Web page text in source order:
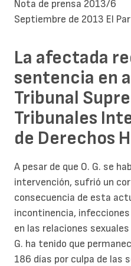
Nota de prensa 2013/6
Septiembre de 2013 El
La afectada
sentencia en
Tribunal
Tribunales
de Derechos
A pesar de que O. G. se
intervención, sufrió un
consecuencia de esta
incontinencia,
en las relaciones
G. ha tenido que
186 días por culpa de las